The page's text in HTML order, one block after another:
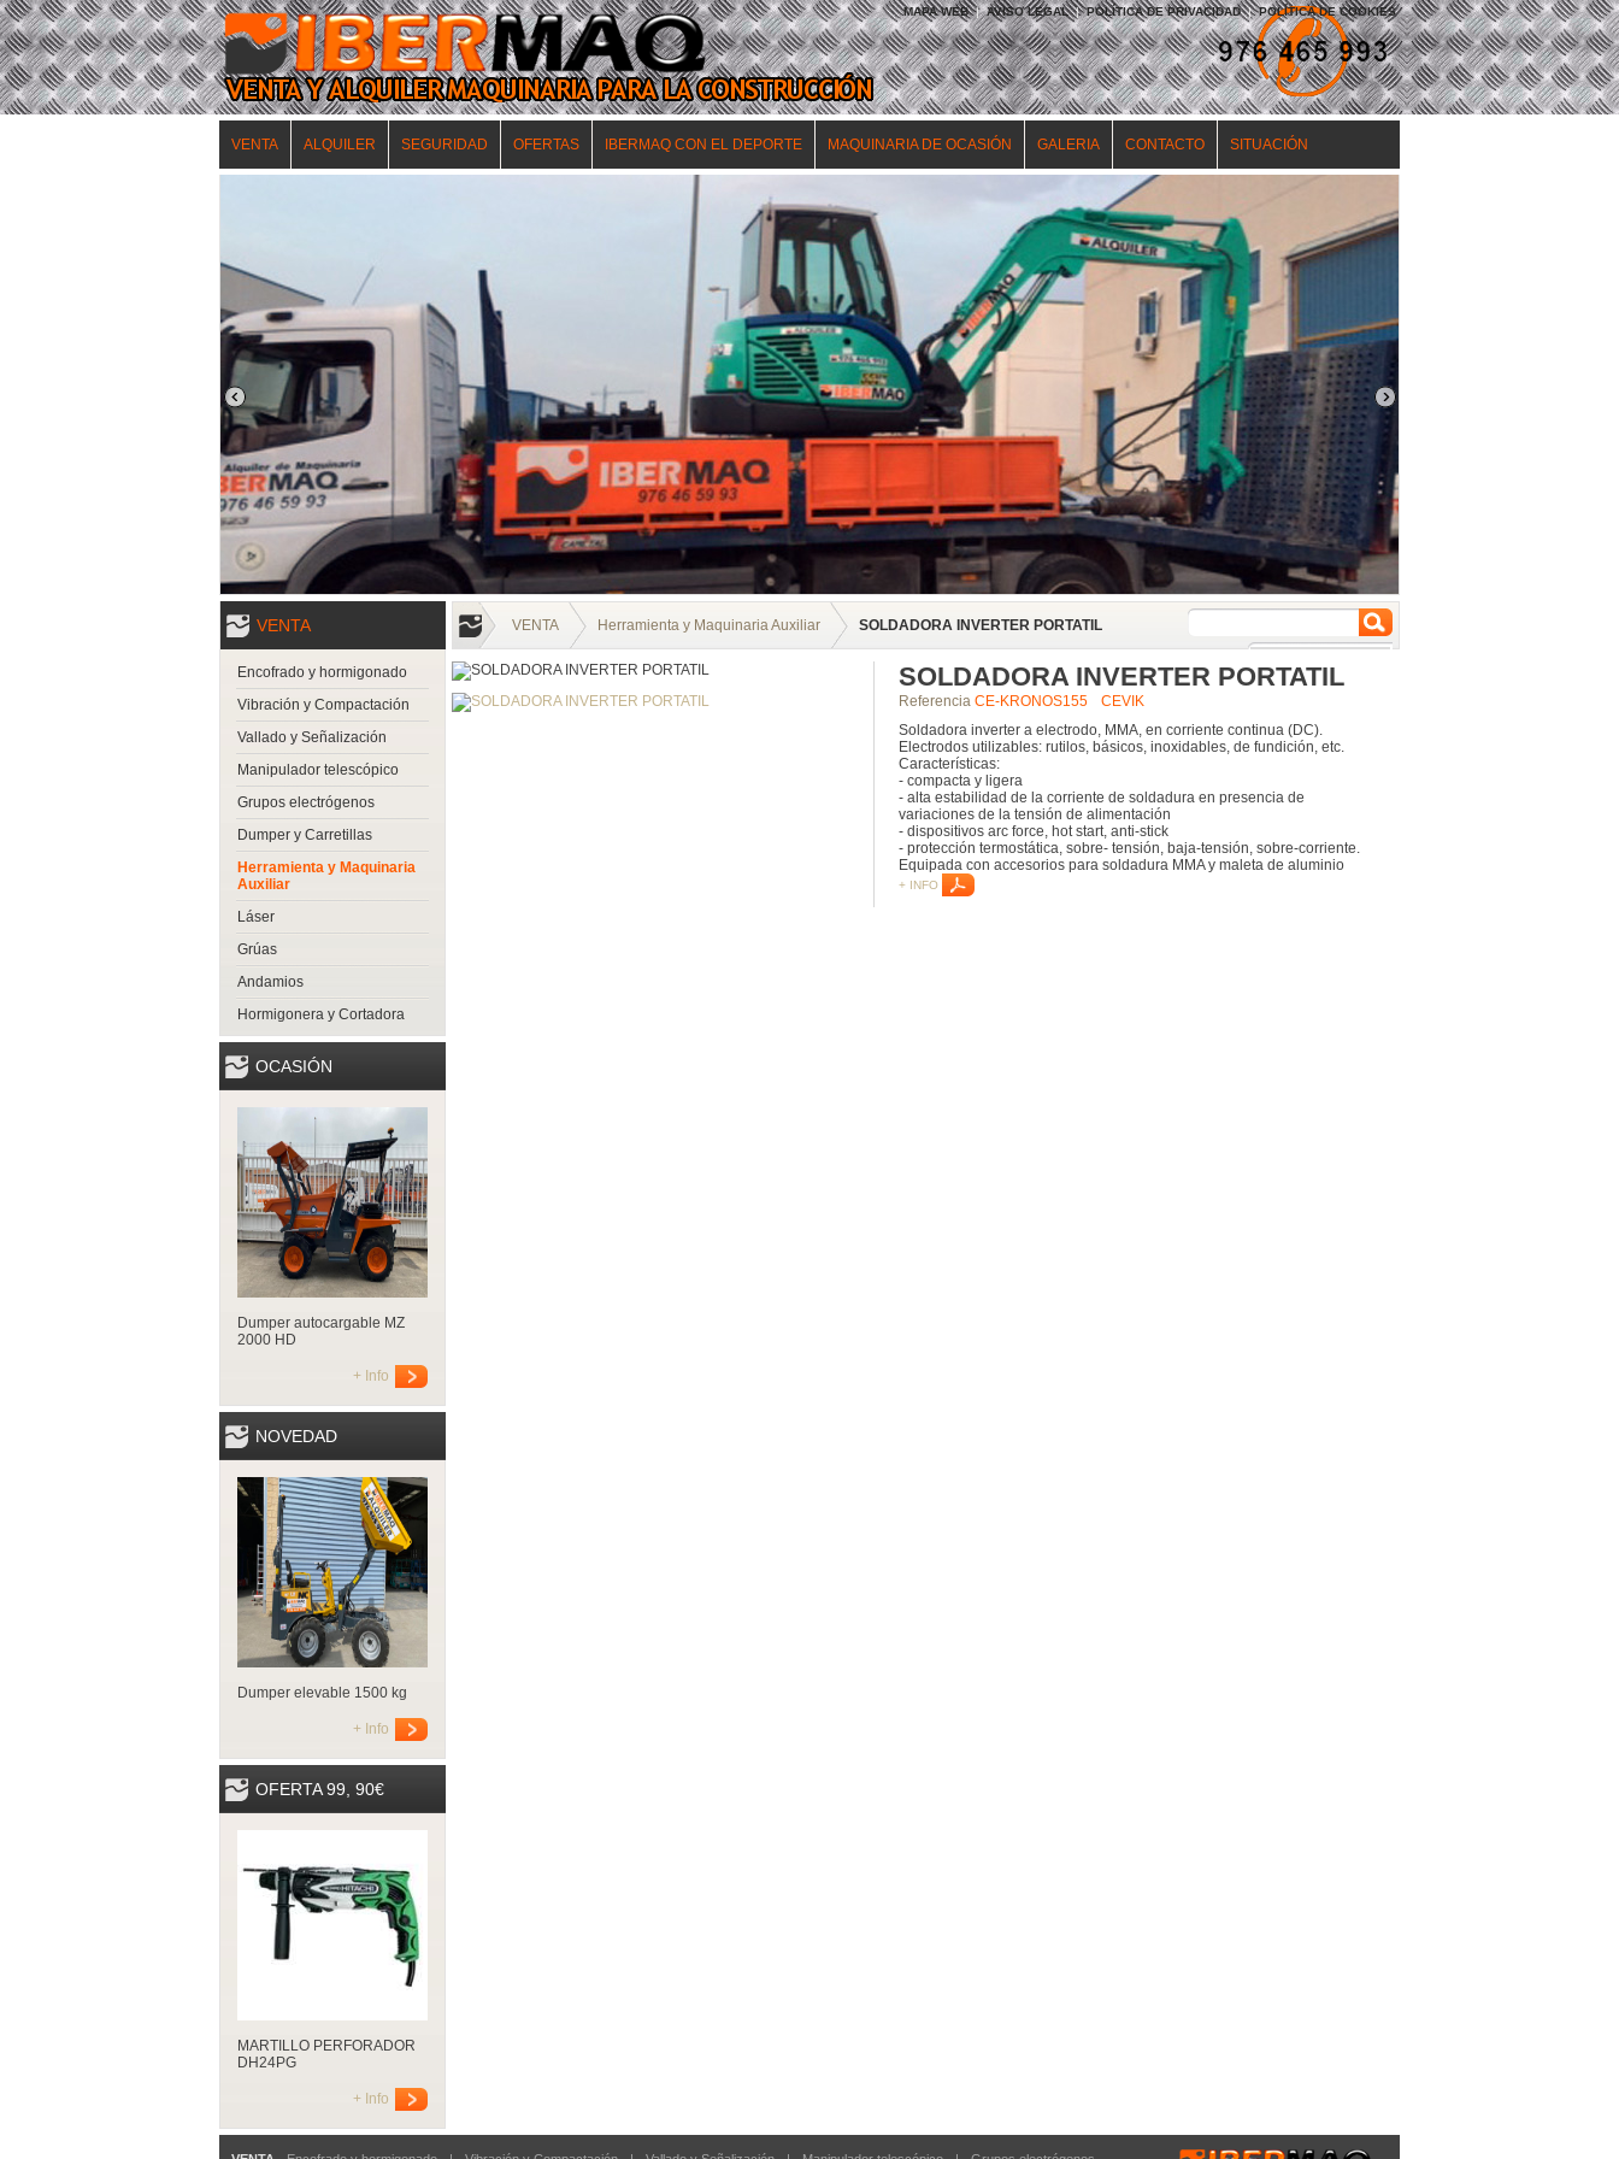
MAPA WEB | AVISO LEGAL | POLÍTICA DE PRIVACIDAD | POLÍTICA DE COOKIES
VENTA ALQUILER SEGURIDAD OFERTAS IBERMAQ CON EL DEPORTE MAQUINARIA DE OCASIÓN GALERIA CONTACTO SITUACIÓN
VENTA
Encofrado y hormigonado
Vibración y Compactación
Vallado y Señalización
Manipulador telescópico
Grupos electrógenos
Dumper y Carretillas
Herramienta y Maquinaria
Auxiliar
Láser
Grúas
Andamios
Hormigonera y Cortadora
OCASIÓN
Dumper autocargable MZ
2000 HD
+ Info
NOVEDAD
Dumper elevable 1500 kg
+ Info
OFERTA 99, 90€
MARTILLO PERFORADOR
DH24PG
+ Info
VENTA Herramienta y Maquinaria Auxiliar SOLDADORA INVERTER PORTATIL
SOLDADORA INVERTER PORTATIL
Referencia CE-KRONOS155
CEVIK
Soldadora inverter a electrodo, MMA, en corriente continua (DC).
Electrodos utilizables: rutilos, básicos, inoxidables, de fundición, etc.
Características:
- compacta y ligera
- alta estabilidad de la corriente de soldadura en presencia de
variaciones de la tensión de alimentación
- dispositivos arc force, hot start, anti-stick
- protección termostática, sobre- tensión, baja-tensión, sobre-corriente.
Equipada con accesorios para soldadura MMA y maleta de aluminio
+ INFO